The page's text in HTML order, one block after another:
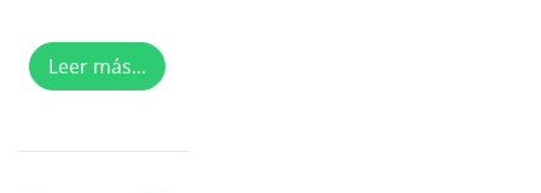
Leer más...